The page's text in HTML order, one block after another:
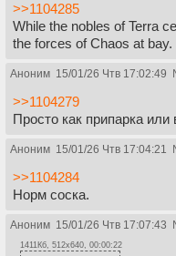
>>1104285
While the nobles of Terra
the forces of Chaos at bay.
Аноним 15/01/26 Чтв 17:02:49
>>1104279
Просто как припарка
Аноним 15/01/26 Чтв 17:04:21
>>1104284
Норм соска.
Аноним 15/01/26 Чтв 17:07:43
1411Кб, 512x640, 00:00:22